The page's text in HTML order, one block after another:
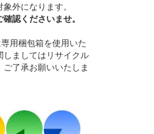
外になります。
確認くださいませ。
用梱包箱を使用いた
しましてはリサイクル
了承お願いいたしま